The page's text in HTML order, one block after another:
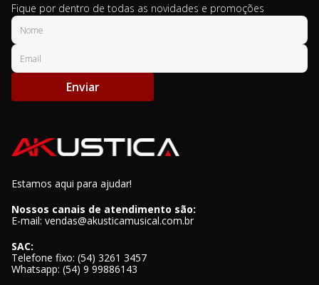
Fique por dentro de todas as novidades e promoções
Enviar
Estamos aqui para ajudar!
Nossos canais de atendimento são:
E-mail: vendas@akusticamusical.com.br
SAC:
Telefone fixo: (54) 3261 3457
Whatsapp: (54) 9 99886143